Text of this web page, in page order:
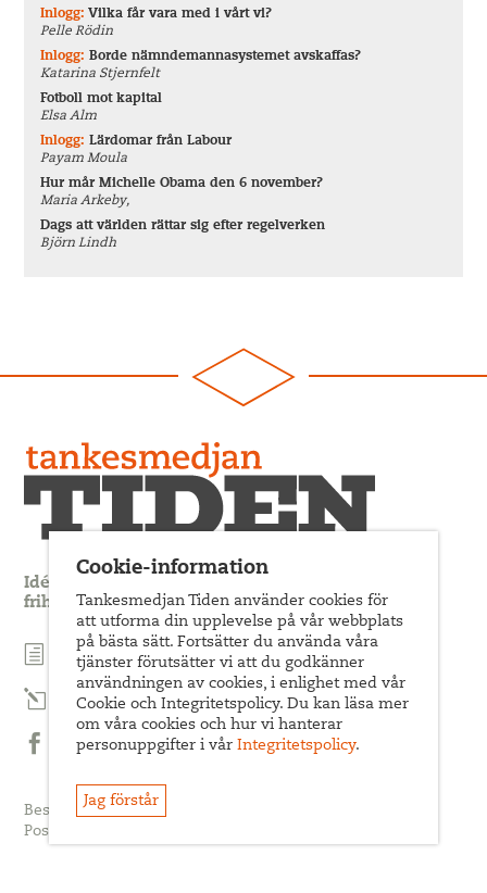
Inlogg: Vilka får vara med i vårt vi?
Pelle Rödin
Inlogg:Borde nämndemannasystemet avskaffas?
Katarina Stjernfelt
Fotboll mot kapital
Elsa Alm
Inlogg:Lärdomar från Labour
Payam Moula
Hur mår Michelle Obama den 6 november?
Maria Arkeby,
Dags att världen rättar sig efter regelverken
Björn Lindh
Idédebatt och analys som förnyar arbetarrörelsens
frihets- och jämlikhetssträvan
Prenumerera på nyhetsbrev
Prenumerera på Tiden Magasin
Följ oss på Facebook
Besöksadress: Sveavägen 68
Postadress: c/o ABF Box 522, 101 30 Stockholm
Cookie-information
Tankesmedjan Tiden använder cookies för
att utforma din upplevelse på vår webbplats
på bästa sätt. Fortsätter du använda våra
tjänster förutsätter vi att du godkänner
användningen av cookies, i enlighet med vår
Cookie och Integritetspolicy. Du kan läsa mer
om våra cookies och hur vi hanterar
personuppgifter i vår Integritetspolicy.
Jag förstår